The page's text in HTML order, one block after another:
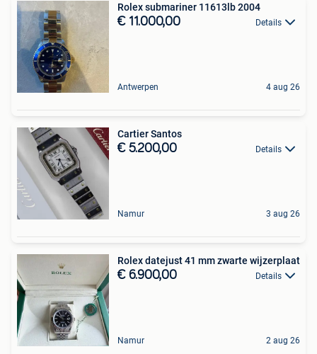
Rolex submariner 11613lb 2004
€ 11.000,00 Details
Antwerpen 4 aug 26
Cartier Santos
€ 5.200,00 Details
Namur 3 aug 26
Rolex datejust 41 mm zwarte wijzerplaat
€ 6.900,00 Details
Namur 2 aug 26